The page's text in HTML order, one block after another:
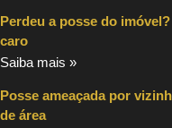
Perdeu a posse do
caro
Saiba mais »
Posse ameaçada por
de área